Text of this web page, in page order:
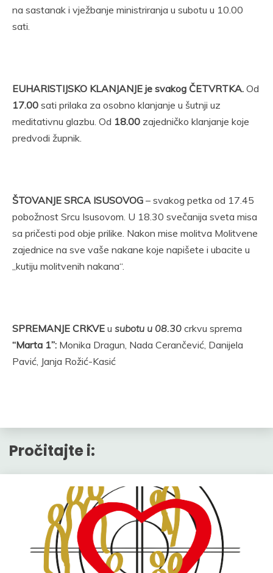
na sastanak i vježbanje ministriranja u subotu u 10.00
sati.
EUHARISTIJSKO KLANJANJE je svakog ČETVRTKA. Od
17.00 sati prilaka za osobno klanjanje u šutnji uz
meditativnu glazbu. Od 18.00 zajedničko klanjanje koje
predvodi župnik.
ŠTOVANJE SRCA ISUSOVOG – svakog petka od 17.45
pobožnost Srcu Isusovom. U 18.30 svečanija sveta misa
sa pričesti pod obje prilike. Nakon mise molitva Molitvene
zajednice na sve vaše nakane koje napišete i ubacite u
„kutiju molitvenih nakana“.
SPREMANJE CRKVE u subotu u 08.30 crkvu sprema
“Marta 1”: Monika Dragun, Nada Cerančević, Danijela
Pavić, Janja Rožić-Kasić
Pročitajte i: